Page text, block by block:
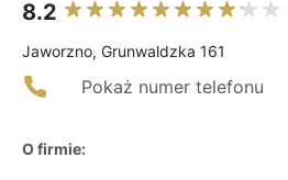
8.2
Jaworzno, Grunwaldzka 161
Pokaż numer telefonu
O firmie: